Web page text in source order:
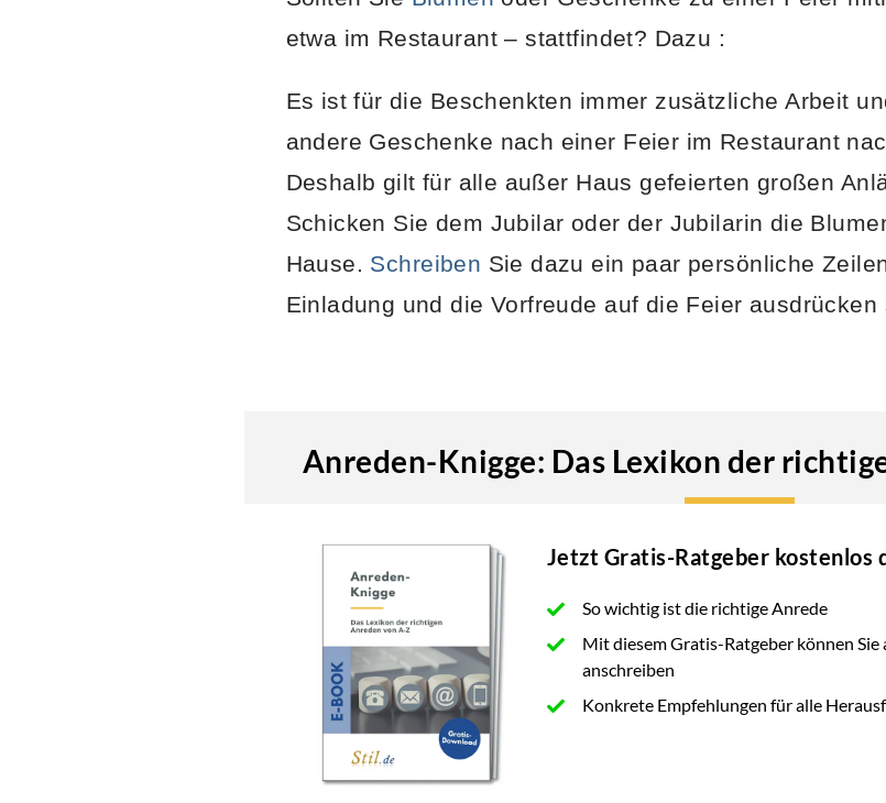
etwa im Restaurant – stattfindet? Dazu :
Es ist für die Beschenkten immer zusätzliche Arbeit
andere Geschenke nach einer Feier im Restaurant
Deshalb gilt für alle außer Haus gefeierten großen
Schicken Sie dem Jubilar oder der Jubilarin die
Hause. Schreiben Sie dazu ein paar persönliche
Einladung und die Vorfreude auf die Feier ausdrücken